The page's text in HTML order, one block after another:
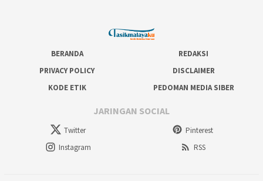
BERANDA
REDAKSI
PRIVACY POLICY
DISCLAIMER
KODE ETIK
PEDOMAN MEDIA SIBER
JARINGAN SOCIAL
Twitter
Pinterest
Instagram
RSS